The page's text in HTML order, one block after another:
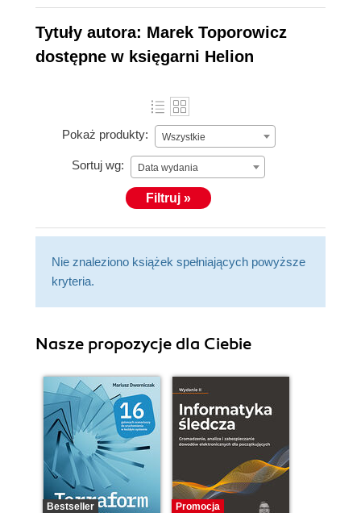
Tytuły autora: Marek Toporowicz
dostępne w księgarni Helion
Pokaż produkty: Wszystkie
Sortuj wg: Data wydania
Filtruj »
Nie znaleziono książek spełniających powyższe
kryteria.
Nasze propozycje dla Ciebie
Bestseller
Promocja